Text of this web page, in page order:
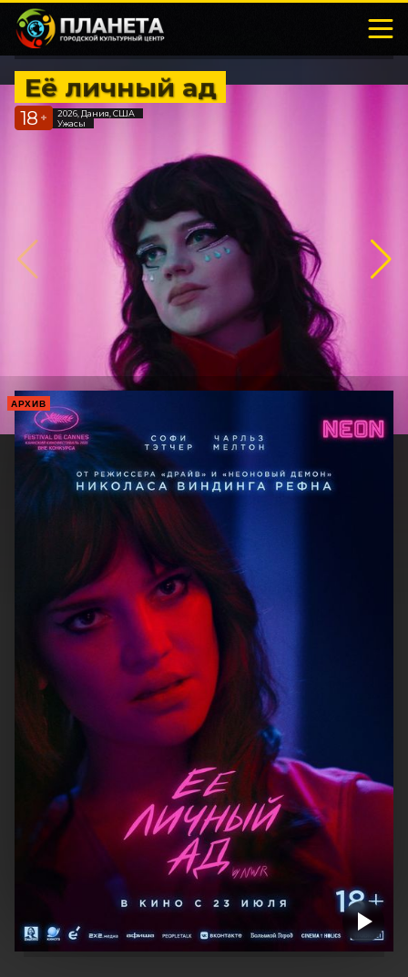
Её личный ад
18 +
2026, Дания, США
Ужасы
АРХИВ